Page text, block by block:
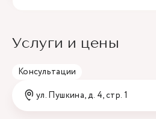
Услуги и цены
Консультации
ул. Пушкина, д. 4, стр. 1